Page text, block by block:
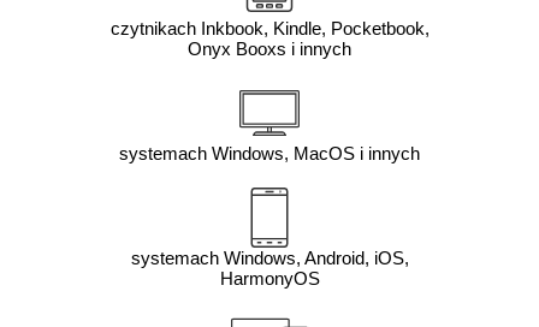
czytnikach Inkbook, Kindle, Pocketbook,
Onyx Booxs i innych
systemach Windows, MacOS i innych
systemach Windows, Android, iOS,
HarmonyOS